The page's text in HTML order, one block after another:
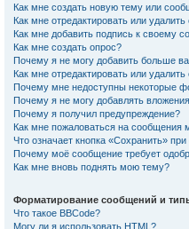
Как мне создать новую тему или
Как мне отредактировать или
Как мне добавить подпись к своему
Как мне создать опрос?
Почему я не могу добавить больше
Как мне отредактировать или удалить
Почему мне недоступны некоторые
Почему я не могу добавлять
Почему я получил предупреждение?
Как мне пожаловаться на сообщения
Что означает кнопка «Сохранить»
Почему моё сообщение требует
Как мне вновь поднять мою тему?
Форматирование сообщений и
Что такое BBCode?
Могу ли я использовать HTML?